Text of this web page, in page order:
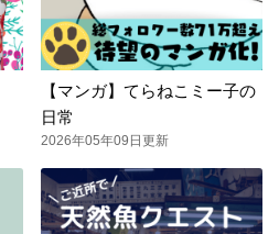
【マンガ】てらねこミー子の
日常
2026年05年09日更新